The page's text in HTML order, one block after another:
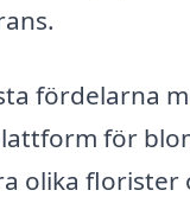
fördelarna
för
olika florister